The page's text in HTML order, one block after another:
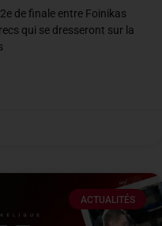
de finale entre Foinikas
qui se dresseront sur la
ACTUALITÉS